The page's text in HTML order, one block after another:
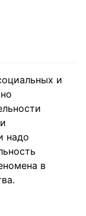
и
надо
в